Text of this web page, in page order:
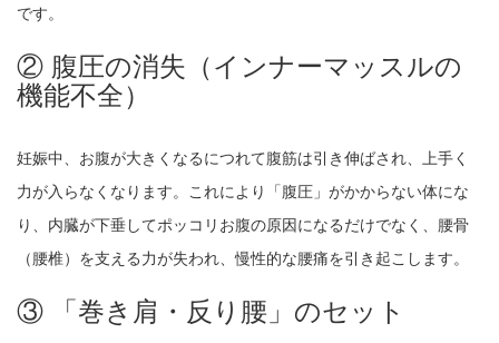
です。
② 腹圧の消失（インナーマッスルの
機能不全）
妊娠中、お腹が大きくなるにつれて腹筋は引き伸ばされ、上手く
力が入らなくなります。これにより「腹圧」がかからない体にな
り、内臓が下垂してポッコリお腹の原因になるだけでなく、腰骨
（腰椎）を支える力が失われ、慢性的な腰痛を引き起こします。
③ 「巻き肩・反り腰」のセット